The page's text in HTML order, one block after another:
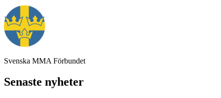
Svenska MMA Förbundet
Senaste nyheter